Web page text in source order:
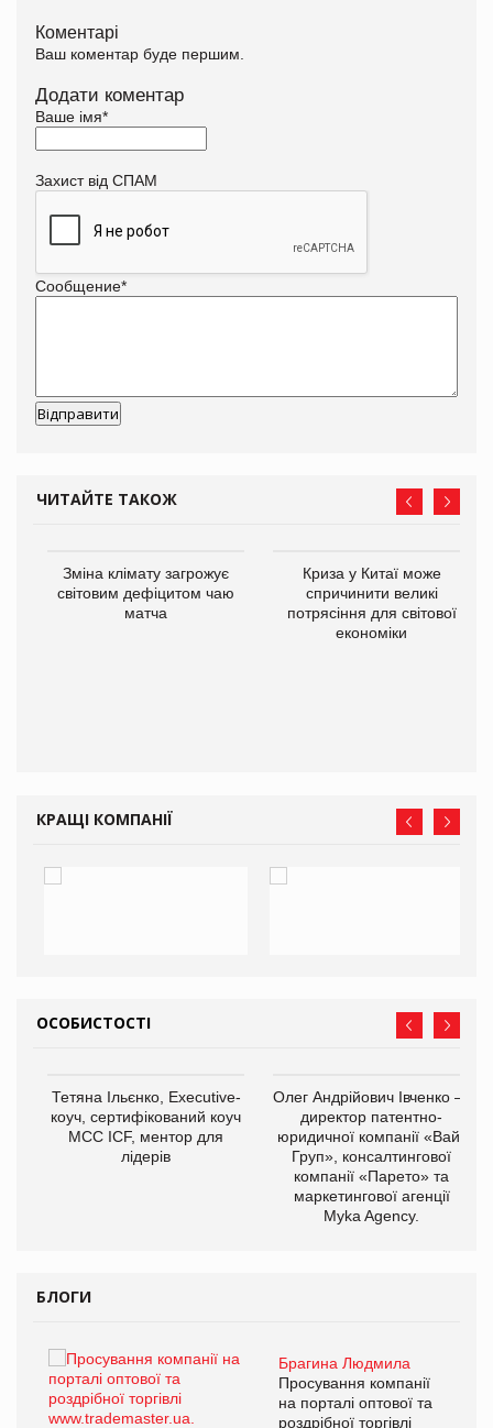
Коментарі
Ваш коментар буде першим.
Додати коментар
Ваше імя*
Захист від СПАМ
Сообщение*
ЧИТАЙТЕ ТАКОЖ
Зміна клімату загрожує
світовим дефіцитом чаю
матча
Криза у Китаї може
спричинити великі
потрясіння для світової
економіки
КРАЩІ КОМПАНІЇ
ОСОБИСТОСТІ
Тетяна Ільєнко, Executive-
коуч, сертифікований коуч
МСС ICF, ментор для
лідерів
Олег Андрійович Івченко —
директор патентно-
юридичної компанії «Вайз
Груп», консалтингової
компанії «Парето» та
маркетингової агенції
Myka Agency.
БЛОГИ
Брагина Людмила
Просування компанії
на порталі оптової та
роздрібної торгівлі